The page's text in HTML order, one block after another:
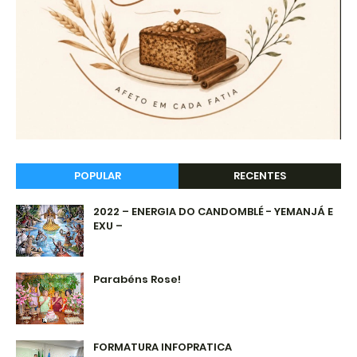
POPULAR RECENTES
2022 – ENERGIA DO CANDOMBLÉ - YEMANJÁ E
EXU –
Parabéns Rose!
FORMATURA INFOPRATICA